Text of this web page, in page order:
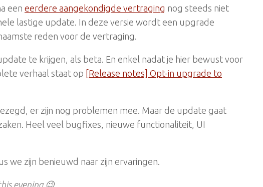
een eerdere aangekondigde vertraging nog steeds niet
lastige update. In deze versie wordt een upgrade
reden voor de vertraging.
te krijgen, als beta. En enkel nadat je hier bewust voor
verhaal staat op [Release notes] Opt-in upgrade to
er zijn nog problemen mee. Maar de update gaat
Heel veel bugfixes, nieuwe functionaliteit, UI
we zijn benieuwd naar zijn ervaringen.
evening 😉